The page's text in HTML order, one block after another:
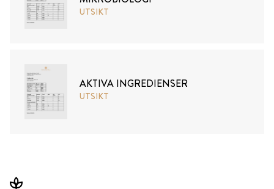
UTSIKT
AKTIVA INGREDIENSER
UTSIKT